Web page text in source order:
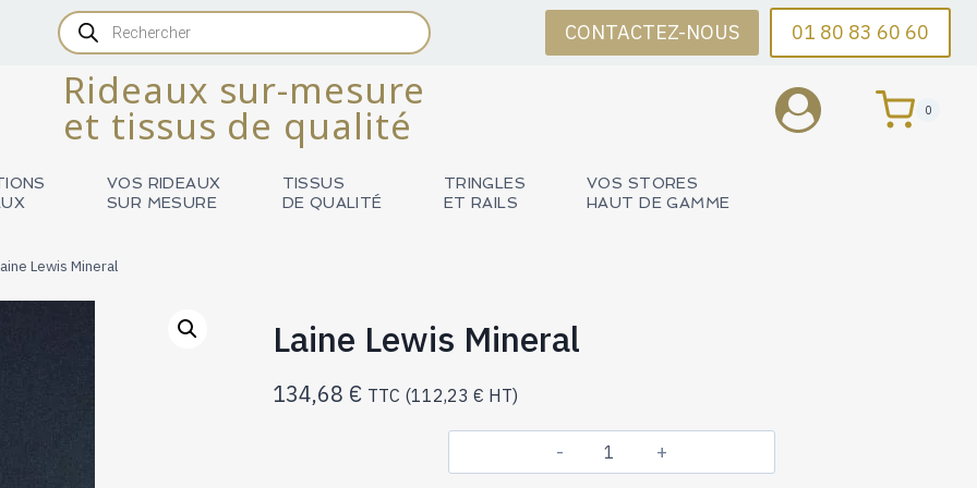
Recherche
de
produits
CONTACTEZ-NOUS 01 80 83 60 60
Rideaux sur-mesure
et tissus de qualité
0
VOS RIDEAUX
SUR MESURE
TISSUS
DE QUALITÉ
TRINGLES
ET RAILS
VOS STORES
HAUT DE GAMME
Lewis Mineral
Laine Lewis Mineral
134,68 € TTC (112,23 € HT)
quantité